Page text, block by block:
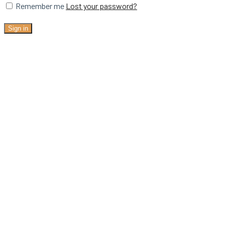
Remember me Lost your password?
Sign in